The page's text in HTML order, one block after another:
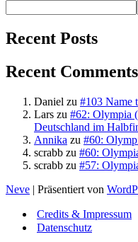
Recent Posts
Recent Comments
Daniel zu #103 Name
Lars zu #62: Olympia
Deutschland im
Annika zu #60:
scrabb zu #60:
scrabb zu #57:
Neve | Präsentiert von
Credits & Impressum
Datenschutz